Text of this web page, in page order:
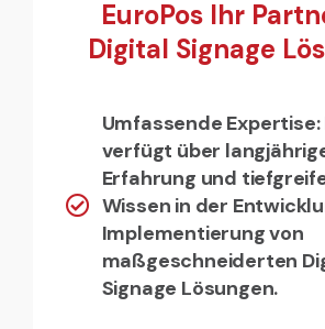
EuroPos Ihr
Digital Signage
Umfassende Expertise:
verfügt über
Erfahrung und
Wissen in der
Implementierung von
maßgeschneiderten
Signage Lösungen.